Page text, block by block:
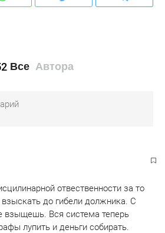
Все Автора
отвественности за то
до гибели должника. С
взыщешь. Вся система теперь
лупить и деньги собирать.